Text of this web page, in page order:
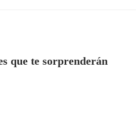
que te sorprenderán